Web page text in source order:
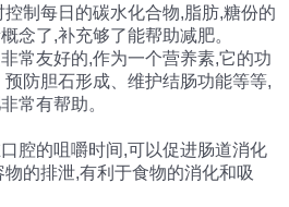
制每日的碳水化合物,脂肪,糖份的
念了,补充够了能帮助减肥。
常友好的,作为一个营养素,它的功
防胆石形成、维护结肠功能等等,
常有帮助。
腔的咀嚼时间,可以促进肠道消化
的排泄,有利于食物的消化和吸